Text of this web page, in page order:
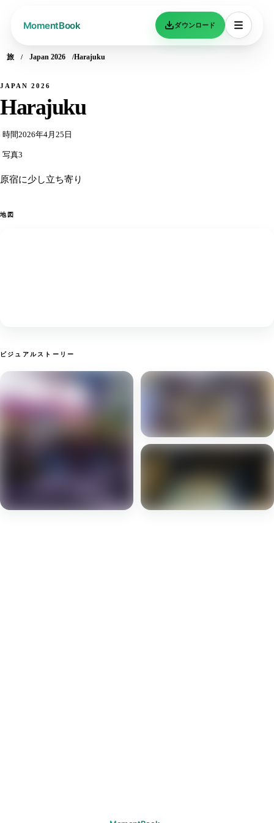
ダウンロード
旅 Japan 2026 Harajuku
JAPAN 2026
Harajuku
時間2026年4月25日
写真3
原宿に少し立ち寄り
地図
ビジュアルストーリー